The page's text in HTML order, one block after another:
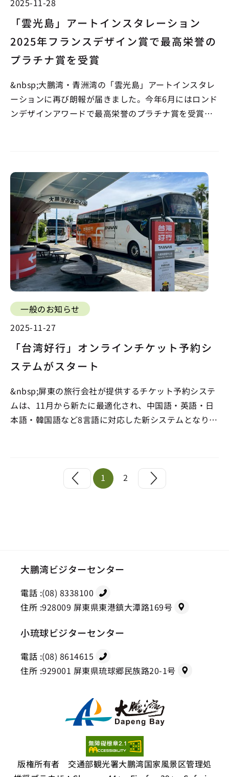
2025-11-28
「雲光島」アートインスタレーション
2025年フランスデザイン賞で最高栄誉の
プラチナ賞を受賞
&nbsp;大鵬湾・青洲湾の「雲光島」アートインスタレ
ーションに再び朗報が届きました。今年6月にはロンド
ンデザインアワードで最高栄誉のプラチナ賞を受賞し
一般のお知らせ
2025-11-27
「台湾好行」オンラインチケット予約シ
ステムがスタート
&nbsp;屏東の旅行会社が提供するチケット予約システ
ムは、11月から新たに最適化され、中国語・英語・日
本語・韓国語など8言語に対応した新システムとなりま
1
2
大鵬湾ビジターセンター
電話 :(08) 8338100
住所 :928009 屏東県東港鎮大潭路169号
小琉球ビジターセンター
電話 :(08) 8614615
住所 :929001 屏東県琉球郷民族路20-1号
版権所有者 交通部観光署大鵬湾国家風景区管理処